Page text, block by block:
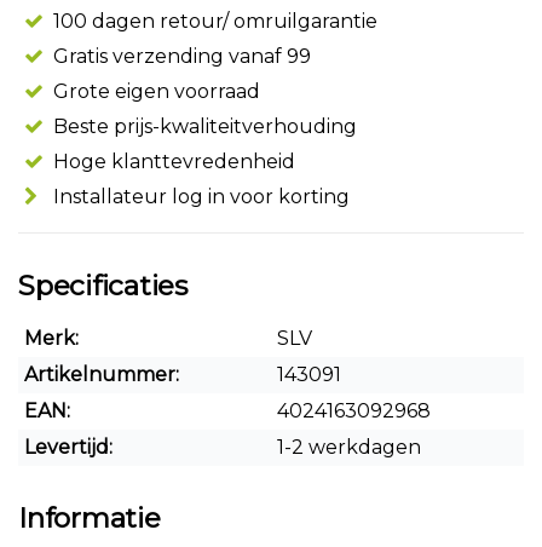
100 dagen retour/ omruilgarantie
Gratis verzending vanaf 99
Grote eigen voorraad
Beste prijs-kwaliteitverhouding
Hoge klanttevredenheid
Installateur log in voor korting
Specificaties
Merk:
SLV
Artikelnummer:
143091
EAN:
4024163092968
Levertijd:
1-2 werkdagen
Informatie